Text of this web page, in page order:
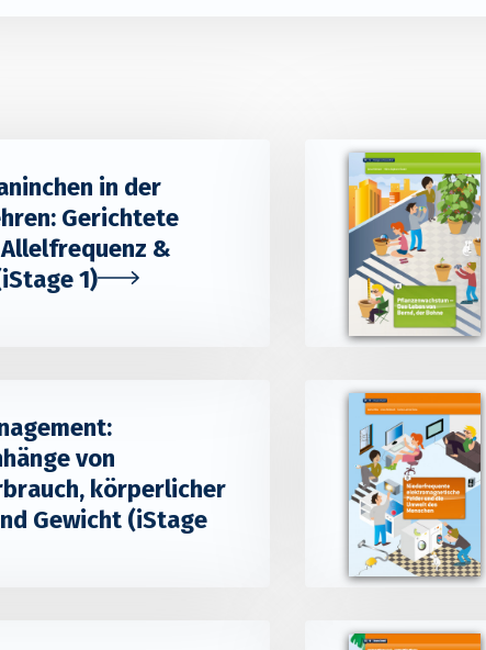
in der
Gerichtete
&
1)
von
körperlicher
Gewicht (iStage